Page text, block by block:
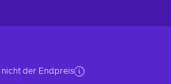
nicht der Endpreis